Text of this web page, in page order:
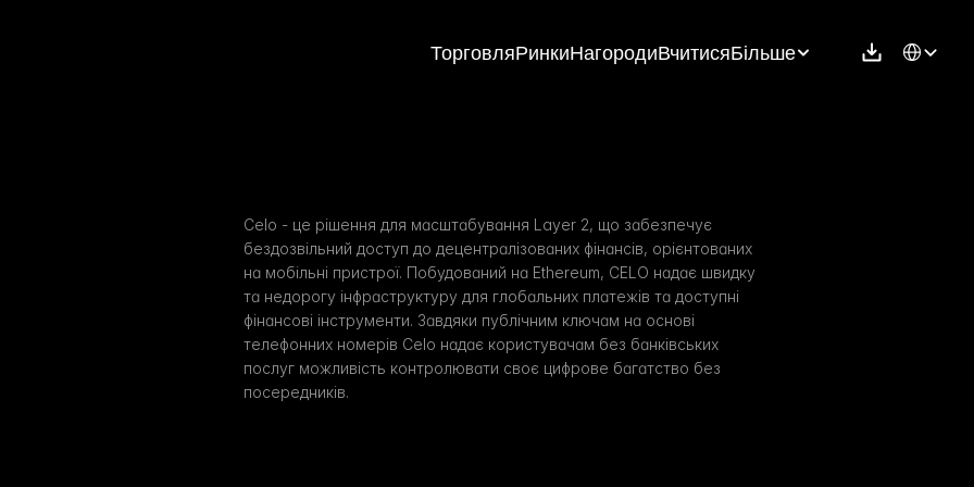
ТорговляРинкиНагородиВчитисяБільше Select
Celo - це рішення для масштабування Layer 2, що забезпечує
бездозвільний доступ до децентралізованих фінансів, орієнтованих
на мобільні пристрої. Побудований на Ethereum, CELO надає швидку
та недорогу інфраструктуру для глобальних платежів та доступні
фінансові інструменти. Завдяки публічним ключам на основі
телефонних номерів Celo надає користувачам без банківських
послуг можливість контролювати своє цифрове багатство без
посередників.